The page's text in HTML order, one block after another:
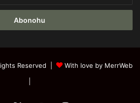
Reserved |
With love by MerrWeb